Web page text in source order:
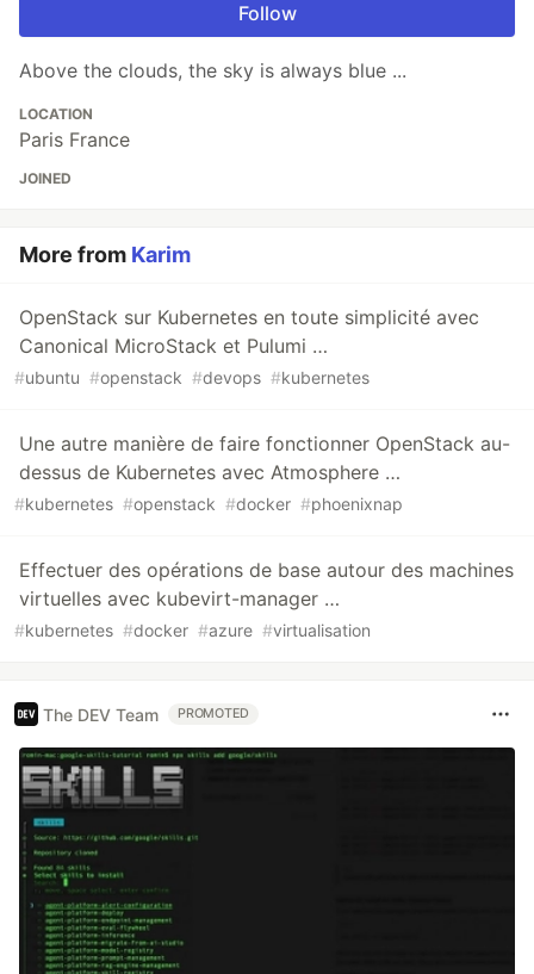
Follow
Above the clouds, the sky is always blue ...
LOCATION
Paris France
JOINED
More from Karim
OpenStack sur Kubernetes en toute simplicité avec
Canonical MicroStack et Pulumi …
#ubuntu #openstack #devops #kubernetes
Une autre manière de faire fonctionner OpenStack au-
dessus de Kubernetes avec Atmosphere …
#kubernetes #openstack #docker #phoenixnap
Effectuer des opérations de base autour des machines
virtuelles avec kubevirt-manager …
#kubernetes #docker #azure #virtualisation
The DEV Team PROMOTED